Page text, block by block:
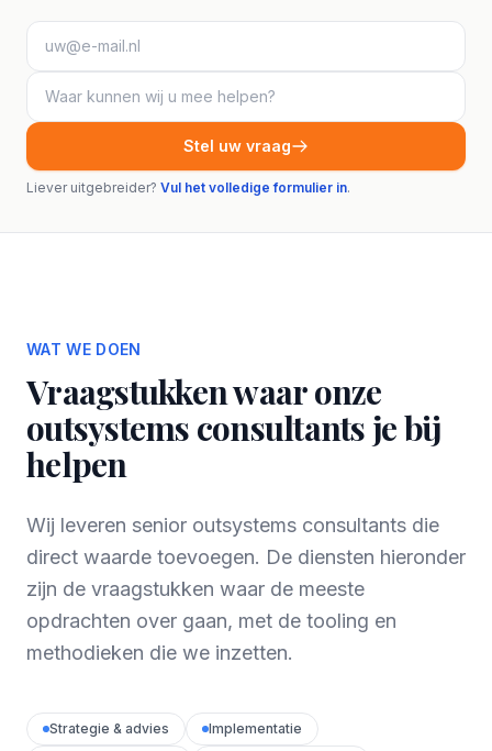
Stel uw vraag
Liever uitgebreider? Vul het volledige formulier in.
WAT WE DOEN
Vraagstukken waar onze
outsystems consultants je bij
helpen
Wij leveren senior outsystems consultants die
direct waarde toevoegen. De diensten hieronder
zijn de vraagstukken waar de meeste
opdrachten over gaan, met de tooling en
methodieken die we inzetten.
Strategie & advies
Implementatie